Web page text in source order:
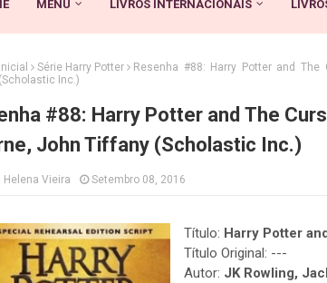
MENU LIVROS INTERNACIONAIS
Série Harry Potter
Resenha #88: Harry Potter and
Inc.)
#88: Harry Potter and The
John Tiffany (Scholastic Inc.)
Helena Vieira Setembro 08, 2016
Título: Harry Potter
Título Original: ---
Autor: JK Rowling,